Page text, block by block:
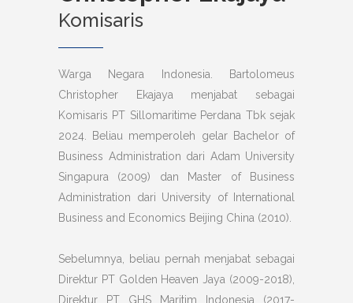
Komisaris
Warga Negara Indonesia. Bartolomeus
Christopher Ekajaya menjabat sebagai
Komisaris PT Sillomaritime Perdana Tbk sejak
2024. Beliau memperoleh gelar Bachelor of
Business Administration dari Adam University
Singapura (2009) dan Master of Business
Administration dari University of International
Business and Economics Beijing China (2010).
Sebelumnya, beliau pernah menjabat sebagai
Direktur PT Golden Heaven Jaya (2009-2018),
Direktur PT GHS Maritim Indonesia (2017-